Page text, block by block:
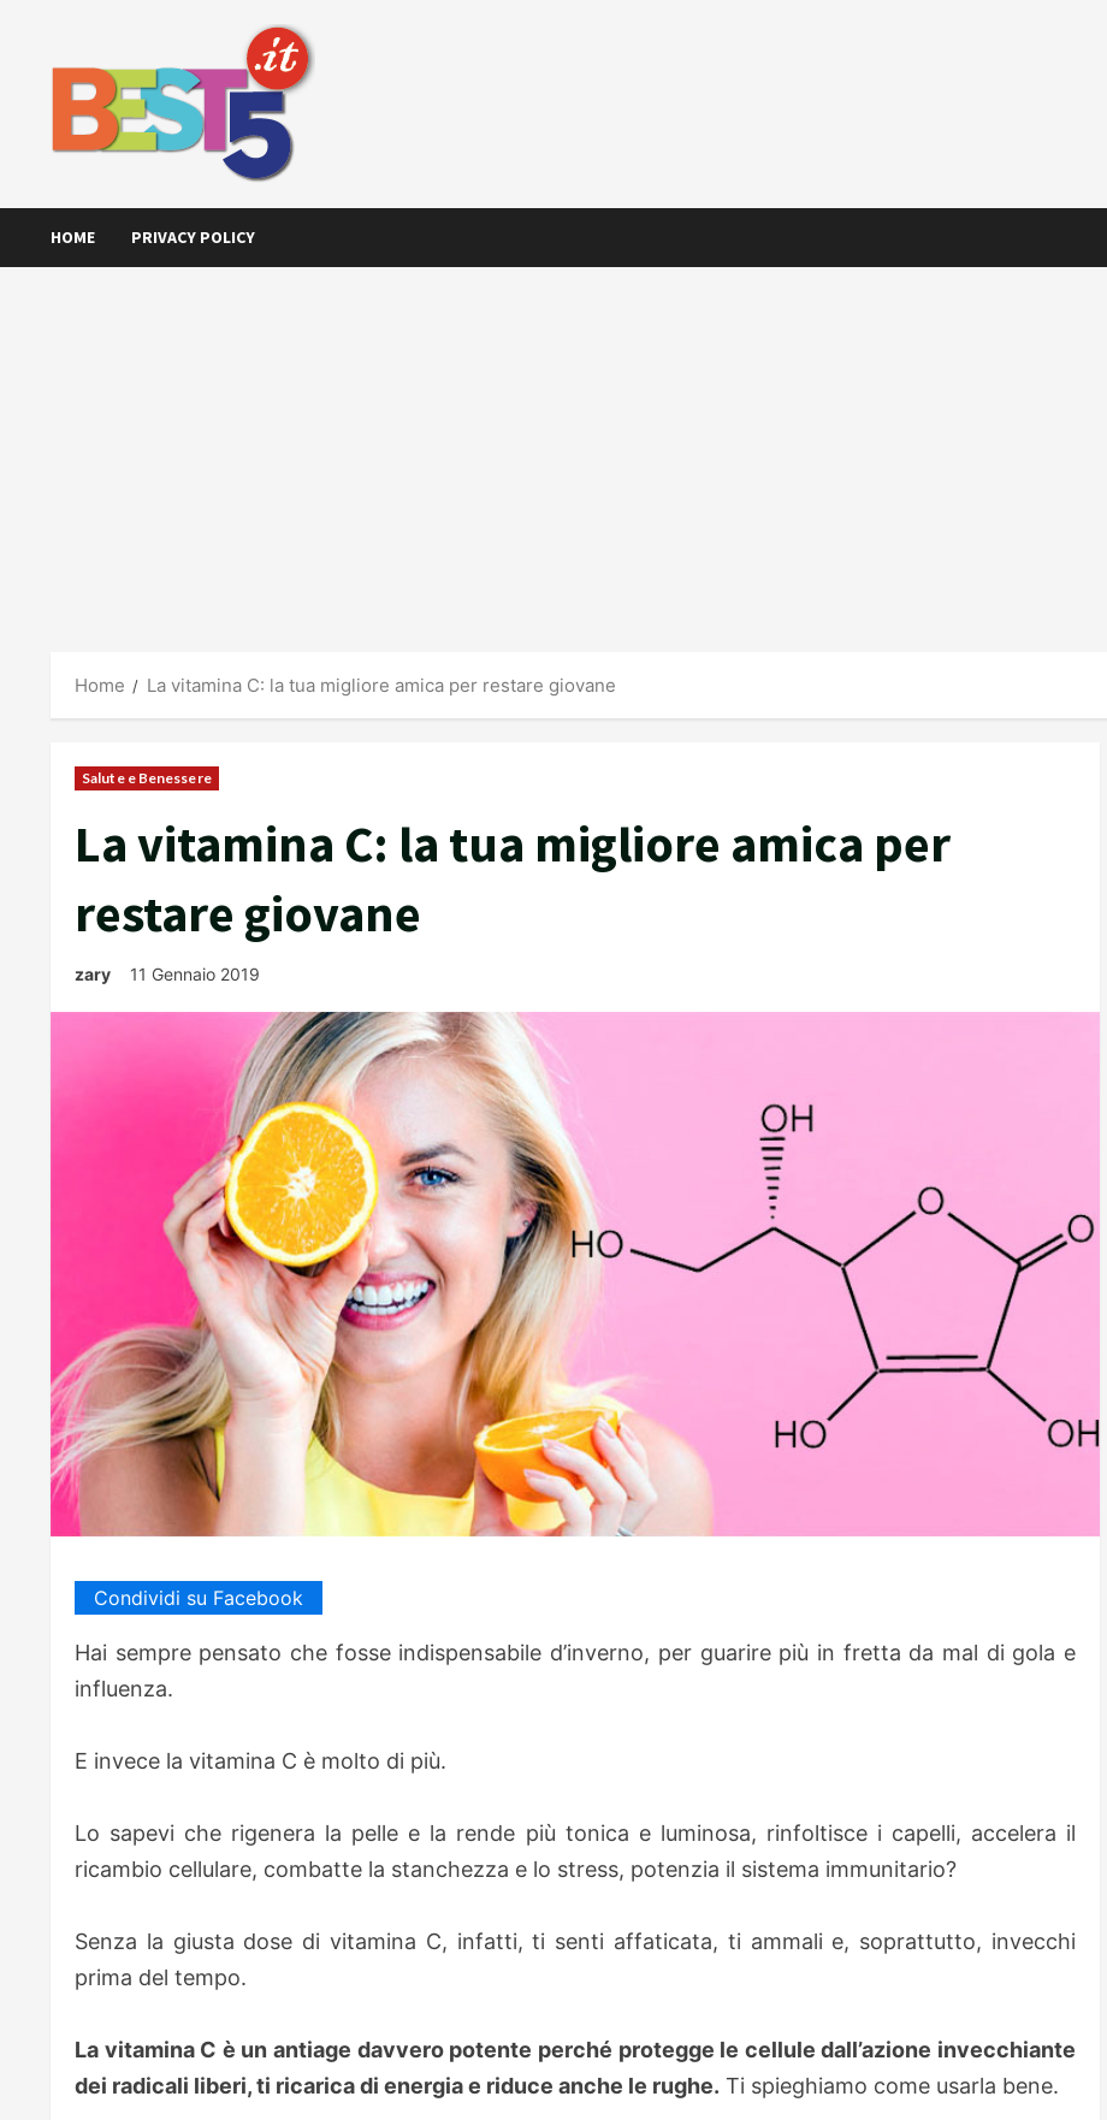
HOME PRIVACY POLICY
Home La vitamina C: la tua migliore amica per restare giovane
Salute e Benessere
La vitamina C: la tua migliore amica per
restare giovane
zary 11 Gennaio 2019
Condividi su Facebook
Hai sempre pensato che fosse indispensabile d’inverno, per guarire più in fretta da mal di gola e
influenza.
E invece la vitamina C è molto di più.
Lo sapevi che rigenera la pelle e la rende più tonica e luminosa, rinfoltisce i capelli, accelera il
ricambio cellulare, combatte la stanchezza e lo stress, potenzia il sistema immunitario?
Senza la giusta dose di vitamina C, infatti, ti senti affaticata, ti ammali e, soprattutto, invecchi
prima del tempo.
La vitamina C è un antiage davvero potente perché protegge le cellule dall’azione invecchiante
dei radicali liberi, ti ricarica di energia e riduce anche le rughe. Ti spieghiamo come usarla bene.